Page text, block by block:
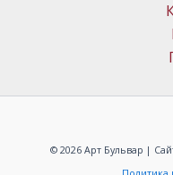
© 2026 Арт Бульвар |